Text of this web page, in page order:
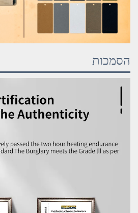
הסמכות